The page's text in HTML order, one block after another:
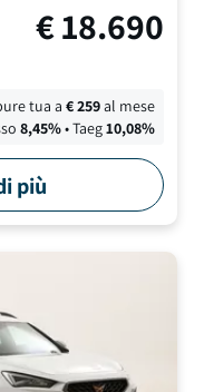
€18.690
tua a€259al mese
8,45%• Taeg10,08%
più